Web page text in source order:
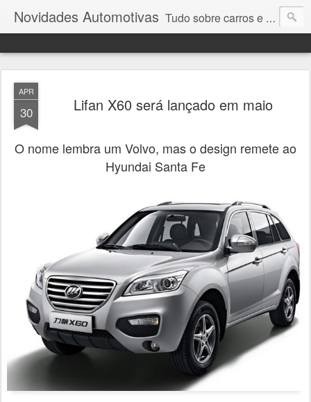
Novidades Automotivas Tudo sobre carros e motores
APR
30 Lifan X60 será lançado em maio
O nome lembra um Volvo, mas o design remete ao
Hyundai Santa Fe